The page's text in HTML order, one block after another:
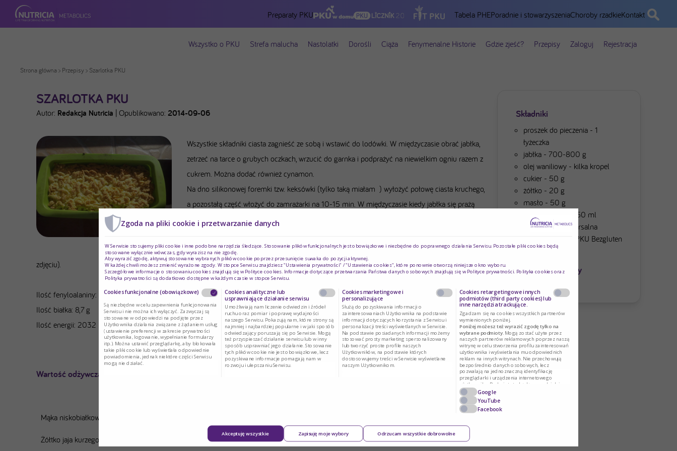
Preparaty PKU Tabela PHEPoradnie i stowarzyszeniaChoroby rzadkieKontakt
Wszystko o PKU Strefa malucha Nastolatki Dorośli Ciąża Fenymenalne Historie Gdzie zjeść? Przepisy Zaloguj Rejestracja
Strona główna > Przepisy > Szarlotka PKU
SZARLOTKA PKU
Autor: Redakcja Nutricia Opublikowano: 2014-09-06
Wszystkie składniki ciasta zagnieść ze sobą i wstawić do lodówki. W międzyczasie obrać jabłka,
zetrzeć na tarce o grubych oczkach, wrzucić do garnka i podprażyć na niewielkim ogniu razem z
cukrem. Można dodać również cynamon.
Na dno silikonowej foremki tzw. keksówki (tylko taką miałam ) wyłożyć połowę ciasta kruchego,
a pozostałą część włożyć do zamrażarki na 10-15 min. W międzyczasie kiedy jabłka się prażą
wstawić do piekarnika spód szarlotki, aby się podpiekł. Kiedy będzie już lekko brązowy wyłożyć
pozostałe ciasto. Wstawić do piekarnika i piec do momentu, gdy wierzch będzie brązowy (jak na
zdjęciu).
Ilość fenyloalaniny: 308,7 mg
Ilość białka: 8,7 g
Ilość energii: 2032 kcal
Wartość odżywcza przepisu
PHE (mg)
Mąka niskobiałkowa PKU
Żółtko jaja kurzego 20 63.4 3.1 138.4
Składniki
proszek do pieczenia - 1
łyżeczka
jabłka - 700-800 g
olej waniliowy - kilka kropel
cukier - 50 g
żółtko - 20 g
masło - 50 g
śmietana 30% - 50 ml
mąka Extra uniwersalna
koncentrat mąki PKU Bezgluten
- 250 g
Ilość fenyloalaniny
Zgoda na pliki cookie i przetwarzanie danych
W Serwisie stosujemy pliki cookie i inne podobne narzędzia śledzące. Stosowanie plików funkcjonalnych jest obowiązkowe i niezbędne do poprawnego działania Serwisu. Pozostałe pliki cookies będą
stosowane wyłącznie wówczas, gdy wyrazisz na nie zgodę.
Aby wyrazić zgodę, aktywuj stosowanie wybranych plików cookie poprzez przesunięcie suwaka do pozycji aktywnej.
W każdej chwili możesz zmienić wyrażone zgody. W stopce Serwisu znajdziesz "Ustawienia prywatności" / "Ustawienia cookies", które ponownie otworzą niniejsze okno wyboru.
Szczegółowe informacje o stosowaniu cookies znajdują się wPolityce cookies. Informacje dotyczące przetwarzania Państwa danych osobowych znajdują się wPolityce prywatności. Polityka cookies oraz
Polityka prywatności są dodatkowo dostępne w każdym czasie w stopce Serwisu.
Cookies funkcjonalne (obowiązkowe)
Są niezbędne w celu zapewnienia funkcjonowania
Serwisu i nie można ich wyłączyć. Zazwyczaj są
stosowane w odpowiedzi na podjęte przez
Użytkownika działania związane z żądaniem usług
(ustawienie preferencji w zakresie prywatności
użytkownika, logowanie, wypełnianie formularzy
itp.). Można ustawić przeglądarkę, aby blokowała
takie pliki cookie lub wyświetlała odpowiednie
powiadomienia, jednak niektóre części Serwisu
mogą nie działać.
Cookies analityczne lub
usprawniające działanie serwisu
Umożliwiają nam liczenie odwiedzin i źródeł
ruchu oraz pomiar i poprawę wydajności
naszego Serwisu. Pokazują nam, które strony są
najmniej i najbardziej popularne i w jaki sposób
odwiedzający poruszają się po Serwisie. Mogą
też przyspieszać działanie serwisu lub w inny
sposób usprawniać jego działanie. Stosowanie
tych plików cookie nie jest obowiązkowe, lecz
pozyskiwane informacje pomagają nam w
rozwoju i ulepszaniu Serwisu.
Cookies marketingowe i
personalizujące
Służą do pozyskiwania informacji o
zainteresowaniach Użytkownika na podstawie
informacji dotyczących korzystania z Serwisu i
personalizacji treści wyświetlanych w Serwisie.
Na podstawie posiadanych informacji możemy
stosować prosty marketing spersonalizowany
lub tworzyć proste profile naszych
Użytkowników, na podstawie których
dostosowujemy treści w Serwisie wyświetlane
naszym Użytkownikom.
Cookies retargetingowe innych
podmiotów (third party cookies) lub
inne narzędzia trackujące.
Zgadzam się na cookies wszystkich partnerów
wymienionych poniżej.
Poniżej możesz też wyrazić zgodę tylko na
wybrane podmioty. Mogą zostać użyte przez
naszych partnerów reklamowych poprzez naszą
witrynę w celu stworzenia profilu zainteresowań
użytkownika i wyświetlania mu odpowiednich
reklam na innych witrynach. Nie przechowują
bezpośrednio danych osobowych, lecz
pozwalają na jednoznaczną identyfikację
przeglądarki i urządzenia internetowego
użytkownika. Podmioty te będą samodzielnie
korzystać z tak pozyskanych informacji.
Umożliwiamy stosowanie plików cookie przez te
podmioty, ponieważ sami również chcemy
korzystać z ich usług i kierować reklamy naszym
Google
YouTube
Facebook
Akceptuję wszystkie Zapisuję moje wybory Odrzucam wszystkie dobrowolne